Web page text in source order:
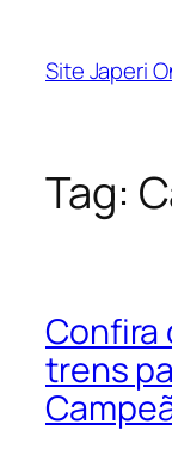
Site Japeri
Tag:
Confira
trens